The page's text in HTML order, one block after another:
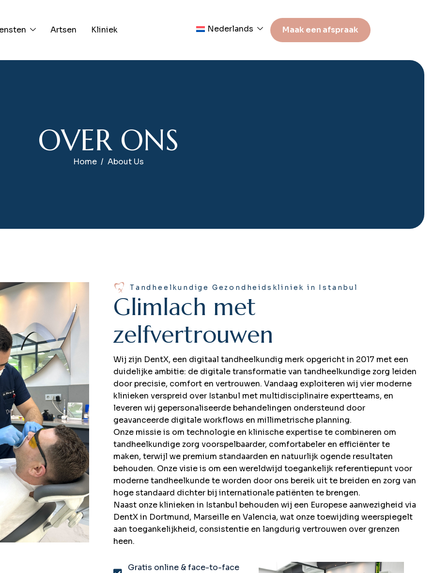
Artsen Kliniek Nederlands Maak een afspraak
OVER ONS
Home About Us
Tandheelkundige Gezondheidskliniek in Istanbul
Glimlach met
zelfvertrouwen
Wij zijn DentX, een digitaal tandheelkundig merk opgericht in 2017 met een
duidelijke ambitie: de digitale transformatie van tandheelkundige zorg leiden
door precisie, comfort en vertrouwen. Vandaag exploiteren wij vier moderne
klinieken verspreid over Istanbul met multidisciplinaire expertteams, en
leveren wij gepersonaliseerde behandelingen ondersteund door
geavanceerde digitale workflows en millimetrische planning.
Onze missie is om technologie en klinische expertise te combineren om
tandheelkundige zorg voorspelbaarder, comfortabeler en efficiënter te
maken, terwijl we premium standaarden en natuurlijk ogende resultaten
behouden. Onze visie is om een wereldwijd toegankelijk referentiepunt voor
moderne tandheelkunde te worden door ons bereik uit te breiden en zorg van
hoge standaard dichter bij internationale patiënten te brengen.
Naast onze klinieken in Istanbul behouden wij een Europese aanwezigheid via
DentX in Dortmund, Marseille en Valencia, wat onze toewijding weerspiegelt
aan toegankelijkheid, consistentie en langdurig vertrouwen over grenzen
heen.
Gratis online & face-to-face